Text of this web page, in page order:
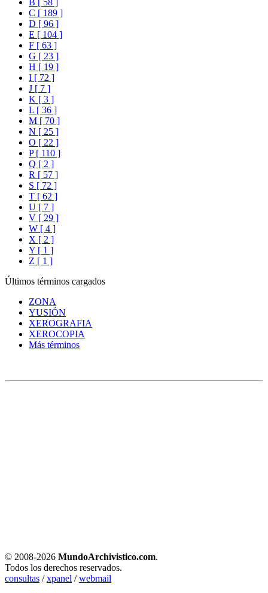
B [ 58 ]
C [ 189 ]
D [ 96 ]
E [ 104 ]
F [ 63 ]
G [ 23 ]
H [ 19 ]
I [ 72 ]
J [ 7 ]
K [ 3 ]
L [ 36 ]
M [ 70 ]
N [ 25 ]
O [ 22 ]
P [ 110 ]
Q [ 2 ]
R [ 57 ]
S [ 72 ]
T [ 62 ]
U [ 7 ]
V [ 29 ]
W [ 4 ]
X [ 2 ]
Y [ 1 ]
Z [ 1 ]
Últimos términos cargados
ZONA
YUSIÓN
XEROGRAFIA
XEROCOPIA
Más términos
© 2008-2026 MundoArchivistico.com.
Todos los derechos reservados.
consultas /xpanel /webmail